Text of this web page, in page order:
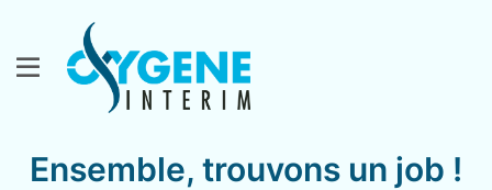
Ensemble, trouvons un job !